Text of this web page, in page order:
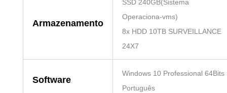
Armazenamento
SSD 240GB(Sistema
Operaciona-vms)
8x HDD 10TB SURVEILLANCE
24X7
Software
Windows 10 Professional 64Bits
Português